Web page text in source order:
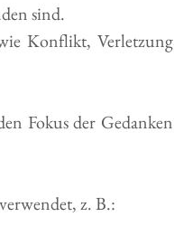
sind.
Konflikt, Verletzung
Fokus der Gedanken
z. B.: